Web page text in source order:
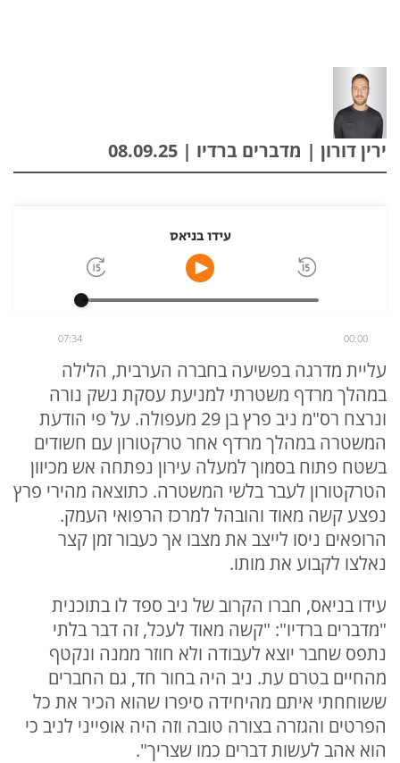
ירין דורון | מדברים ברדיו | 08.09.25
עידו בניאס
00:00
07:34
עליית מדרגה בפשיעה בחברה הערבית, הלילה
במהלך מרדף משטרתי למניעת עסקת נשק נורה
ונרצח רס"מ ניב פרץ בן 29 מעפולה. על פי הודעת
המשטרה במהלך מרדף אחר טרקטורון עם חשודים
בשטח פתוח בסמוך למעלה עירון נפתחה אש מכיוון
הטרקטורון לעבר בלשי המשטרה. כתוצאה מהירי פרץ
נפצע קשה מאוד והובהל למרכז הרפואי העמק.
הרופאים ניסו לייצב את מצבו אך כעבור זמן קצר
נאלצו לקבוע את מותו.
עידו בניאס, חברו הקרוב של ניב ספד לו בתוכנית
"מדברים ברדיו": "קשה מאוד לעכל, זה דבר בלתי
נתפס שחבר יוצא לעבודה ולא חוזר ממנה ונקטף
מהחיים בטרם עת. ניב היה בחור חד, גם החברים
ששוחחתי איתם מהיחידה סיפרו שהוא הכיר את כל
הפרטים והגזרה בצורה טובה וזה היה אופייני לניב כי
הוא אהב לעשות דברים כמו שצריך".